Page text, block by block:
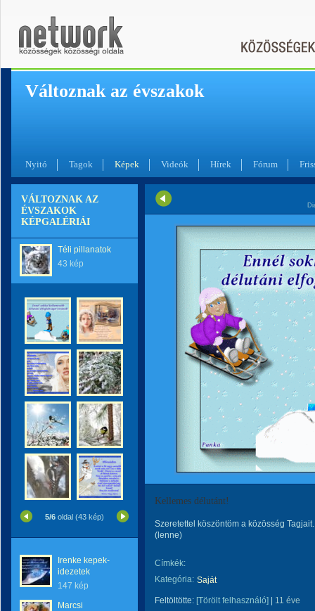
Változnak az évszakok
Nyitó Tagok Képek Videók Hírek Fórum
VÁLTOZNAK AZ
ÉVSZAKOK
KÉPGALÉRIÁI
Téli pillanatok
43 kép
5/6 oldal (43 kép)
Irenke kepek-
idezetek
147 kép
Marcsi
Kellemes délutánt!
Szeretettel köszöntöm a közösség
(lenne)
Címkék:
Kategória: Saját
Feltöltötte: [Törölt felhasználó] 11 éve